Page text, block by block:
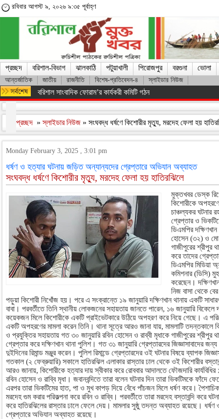
রবিবার আগস্ট ৯, ২০২৬ ৯:৩৫ পূর্বাহ্ণ
প্রচ্ছদ বরিশাল-বিভাগ ঝালকাঠি পটুয়াখালী পিরোজপুর বরগুনা ভোলা
আন্তর্জাতিক জাতীয় রাজনীতি বিশেষ-প্রতিবেদন-৪ স্লাইডার নিউজ
মারা গেলেন লিওনেল মেসির বাবা হোর্হে মেসি
প্রচ্ছদ »স্লাইডার নিউজ » সংঘবদ্ধ ধর্ষণে কিশোরীর মৃত্যু, মরদেহ ফেলা হয়
Monday February 3, 2025 , 3:01 pm
ধর্ষণ ও হত্যার ঘটনায় জড়িত অন্যান্যদের গ্রেপ্তারে অভিযান অব্যাহত
সংঘবদ্ধ ধর্ষণে কিশোরীর মৃত্যু, মরদেহ ফেলা হয় হাতিরঝিলে
মুক্তখবর ডেস্ক
কিশোরীকে
চাঞ্চল্যকর ঘটনার
গ্রেপ্তার ও
ডিএমপির
হোসেন (৩২) ও মো.
গাজীপুরের শ্রীপুর
করে তাদের
ডিএমপির মিডিয়া
কমিশনার (ডিসি)
করেছেন।
নিজ বাসা থেকে
পড়ুয়া কিশোরী নিখোঁজ হয়। পরে এ সংক্রান্তে ১৯ জানুয়ারি দক্ষিণখান থানায় একটি
বাবা। পরবর্তীতে তিনি স্থানীয় লোকজনের সহায়তায় জানতে পারেন, ১৬ জানুয়ারি বিকেলে
কয়েকজন মিলে কিশোরীকে একটি প্রাইভেটকারে উঠিয়ে অপহরণ করে নিয়ে গেছে। এ
একটি অপহরণের মামলা করেন তিনি। থানা সূত্রে আরও জানা যায়, মামলাটি তদন্তকালে
ও প্রযুক্তির সহায়তায় গত ৩০ জানুয়ারি রবিন হোসেন ও রাব্বী মৃধাকে গাজীপুরের শ্রীপুর
গ্রেপ্তার করে দক্ষিণখান থানা পুলিশ। গত ৩১ জানুয়ারি গ্রেপ্তারদের জিজ্ঞাসাবাদের
দুইদিনের রিমান্ড মঞ্জুর করেন। পুলিশ রিমান্ডে গ্রেপ্তারদের ওই ঘটনার বিষয়ে ব্যাপক
গতকাল (২ ফেব্রুয়ারি) সকালে হাতিরঝিল এলাকার রাস্তার ঢাল থেকে ওই কিশোরীর
আরও জানায়, কিশোরীকে হত্যার দায় স্বীকার করে রোববার আদালতে ফৌজদারি কার্যবিধির
রবিন হোসেন ও রাব্বি মৃধা। জবানবন্দিতে তারা বলেন ঘটনার দিন তারা ভিকটিমকে ফাঁদে
এরপর তারা ভিকটিমের হাত, পা ও মুখ কাপড় দিয়ে বেঁধে পাঁচজন মিলে ধর্ষণ করে।
মরদেহ গুম করার পরিকল্পনা করে রবিন ও রাব্বি। পরবর্তীতে তারা মরদেহ বস্তাবন্দি করে
করে হাতিরঝিলের রাস্তার ঢালে ফেলে দেয়। মামলার সুষ্ঠু তদন্ত অব্যাহত রয়েছে।
গ্রেপ্তারে অভিযান অব্যাহত রয়েছে।